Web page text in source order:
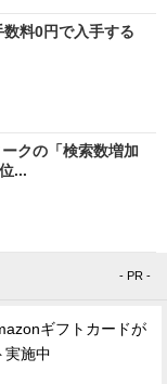
料0円で入手する
クの「検索数増加
...
- PR -
ギフトカードが
実施中